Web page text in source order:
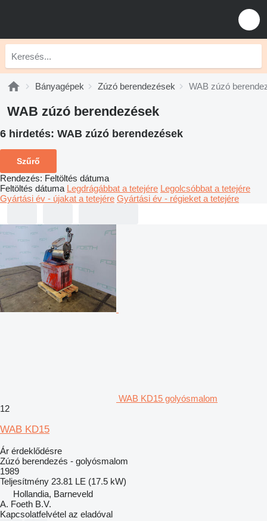
Bányagépek Zúzó berendezések WAB zúzó
WAB zúzó berendezések
6 hirdetés: WAB zúzó berendezések
Szűrő
Rendezés: Feltöltés dátuma
Feltöltés dátuma Legdrágábbat a tetejére Legolcsóbbat a tetejére
Gyártási év - újakat a tetejére Gyártási év - régieket a tetejére
WAB KD15 golyósmalom
12
WAB KD15
Ár érdeklődésre
Zúzó berendezés - golyósmalom
1989
Teljesítmény 23.81 LE (17.5 kW)
Hollandia, Barneveld
A. Foeth B.V.
Kapcsolatfelvétel az eladóval